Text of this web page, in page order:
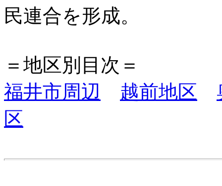
民連合を形成。
＝地区別目次＝
福井市周辺
越前地区
区